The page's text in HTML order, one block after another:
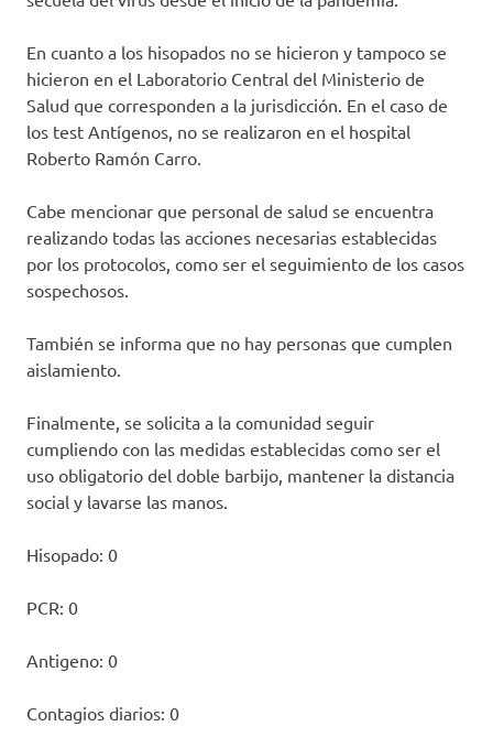
En cuanto a los hisopados no se hicieron y tampoco se
hicieron en el Laboratorio Central del Ministerio de
Salud que corresponden a la jurisdicción. En el caso de
los test Antígenos, no se realizaron en el hospital
Roberto Ramón Carro.
Cabe mencionar que personal de salud se encuentra
realizando todas las acciones necesarias establecidas
por los protocolos, como ser el seguimiento de los casos
sospechosos.
También se informa que no hay personas que cumplen
aislamiento.
Finalmente, se solicita a la comunidad seguir
cumpliendo con las medidas establecidas como ser el
uso obligatorio del doble barbijo, mantener la distancia
social y lavarse las manos.
Hisopado: 0
PCR: 0
Antigeno: 0
Contagios diarios: 0